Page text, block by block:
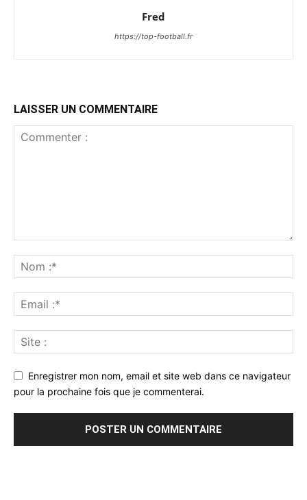
Fred
https://top-football.fr
LAISSER UN COMMENTAIRE
Enregistrer mon nom, email et site web dans ce navigateur
pour la prochaine fois que je commenterai.